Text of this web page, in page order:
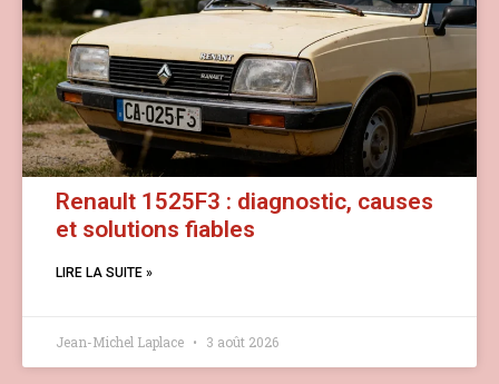
Renault 1525F3 : diagnostic, causes
et solutions fiables
LIRE LA SUITE »
Jean-Michel Laplace 3 août 2026